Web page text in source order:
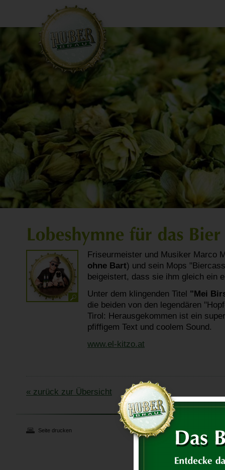
Friseurmeister und Musiker Marco
ohne Bart) und sein Mops
beigeistert, dass sie ihm gleich ein
Unter dem klingenden Titel "Mei
die beiden von den legendären
Tirol: Herausgekommen ist ein
pfiffigem Text und coolem Sound.
www.el-kitzo.at
« zurück zur Übersicht
Seite drucken